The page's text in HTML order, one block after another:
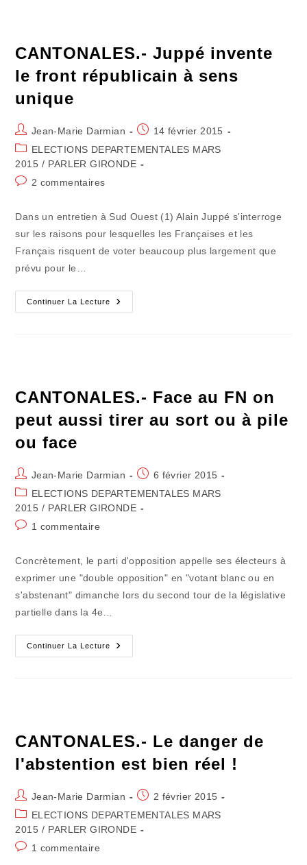
CANTONALES.- Juppé invente
le front républicain à sens
unique
Auteur/autrice
de
la
Jean-Marie Darmian
Publication
publiée :
14 février 2015
Post
category:
ELECTIONS DEPARTEMENTALES MARS
2015 / PARLER GIRONDE
Commentaires
2 commentaires
Dans un entretien à Sud Ouest (1) Alain Juppé s'interroge
sur les raisons pour lesquelles les Françaises et les
Français risquent de voter beaucoup plus largement que
prévu pour le…
Continuer La Lecture
CANTONALES.-
Juppé
CANTONALES.- Face au FN on
peut aussi tirer au sort ou à pile
ou face
Auteur/autrice
de
la
Jean-Marie Darmian
Publication
publiée :
6 février 2015
Post
category:
ELECTIONS DEPARTEMENTALES MARS
2015 / PARLER GIRONDE
Commentaires
1 commentaire
Concrètement, le parti d'opposition appelle ses électeurs à
exprimer une "double opposition" en "votant blanc ou en
s'abstenant" dimanche lors du second tour de la législative
partielle dans la 4e…
Continuer La Lecture
CANTONALES.-
Face
Ou
Pile
Ou
CANTONALES.- Le danger de
l'abstention est bien réel !
Auteur/autrice
de
la
Jean-Marie Darmian
Publication
publiée :
2 février 2015
Post
category:
ELECTIONS DEPARTEMENTALES MARS
2015 / PARLER GIRONDE
Commentaires
1 commentaire